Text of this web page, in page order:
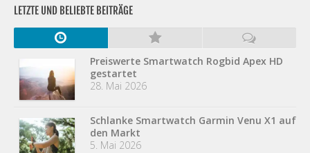
LETZTE UND BELIEBTE BEITRÄGE
Preiswerte Smartwatch Rogbid Apex HD
gestartet
28. Mai 2026
Schlanke Smartwatch Garmin Venu X1 auf
den Markt
5. Mai 2026